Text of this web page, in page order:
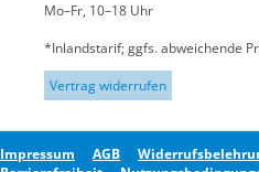
Mo–Fr, 10–18 Uhr
*Inlandstarif; ggfs. abweichende
Vertrag widerrufen
Impressum AGB